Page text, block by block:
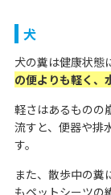
犬
犬の糞は健康状態
の便よりも軽く、
軽さはあるものの
流すと、便器や排
す。
また、散歩中の糞
もペットシーツの